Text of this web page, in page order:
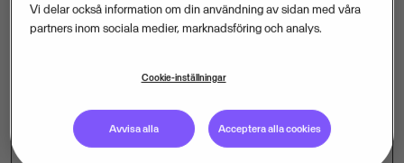
Företagare har inte bara kortare semester än
lediga sommarveckor. Bara 15 procent av dem
semestervanor från Företagarförbundet och
ekonomiföretaget Visma.
Vi delar också information om din användning av sidan med våra
partners inom sociala medier, marknadsföring och analys.
Cookie-inställningar
Avvisa alla Acceptera alla cookies